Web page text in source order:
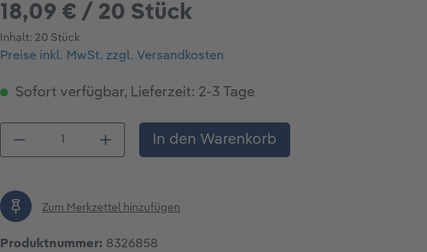
18,09 € / 20 Stück
Inhalt: 20 Stück
Preise inkl. MwSt. zzgl. Versandkosten
Sofort verfügbar, Lieferzeit: 2-3 Tage
Produkt Anzahl: Gib den gewünschten Wert
In den Warenkorb
Zum Merkzettel hinzufügen
Produktnummer: 8326858